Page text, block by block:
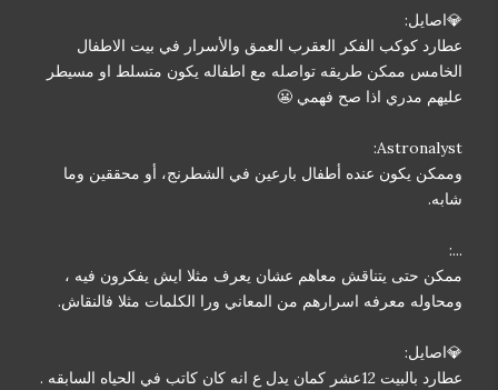
💎اصايل:
عطارد كوكب الفكر العقرب العمق والأسرار في بيت الاطفال
الخامس ممكن طريقه تواصله مع اطفاله يكون متسلط او مسيطر
عليهم مدري اذا صح فهمي 😬
Astronalyst:
وممكن يكون عنده أطفال بارعين في الشطرنج، أو محققين وما
شابه.
...:
ممكن حتى يتناقش معاهم عشان يعرف مثلا ايش يفكرون فيه ،
ومحاوله معرفه اسرارهم من المعاني ورا الكلمات مثلا فالنقاش.
💎اصايل:
عطارد بالبيت 12عشر كمان يدل ع انه كان كاتب في الحياه السابقه .